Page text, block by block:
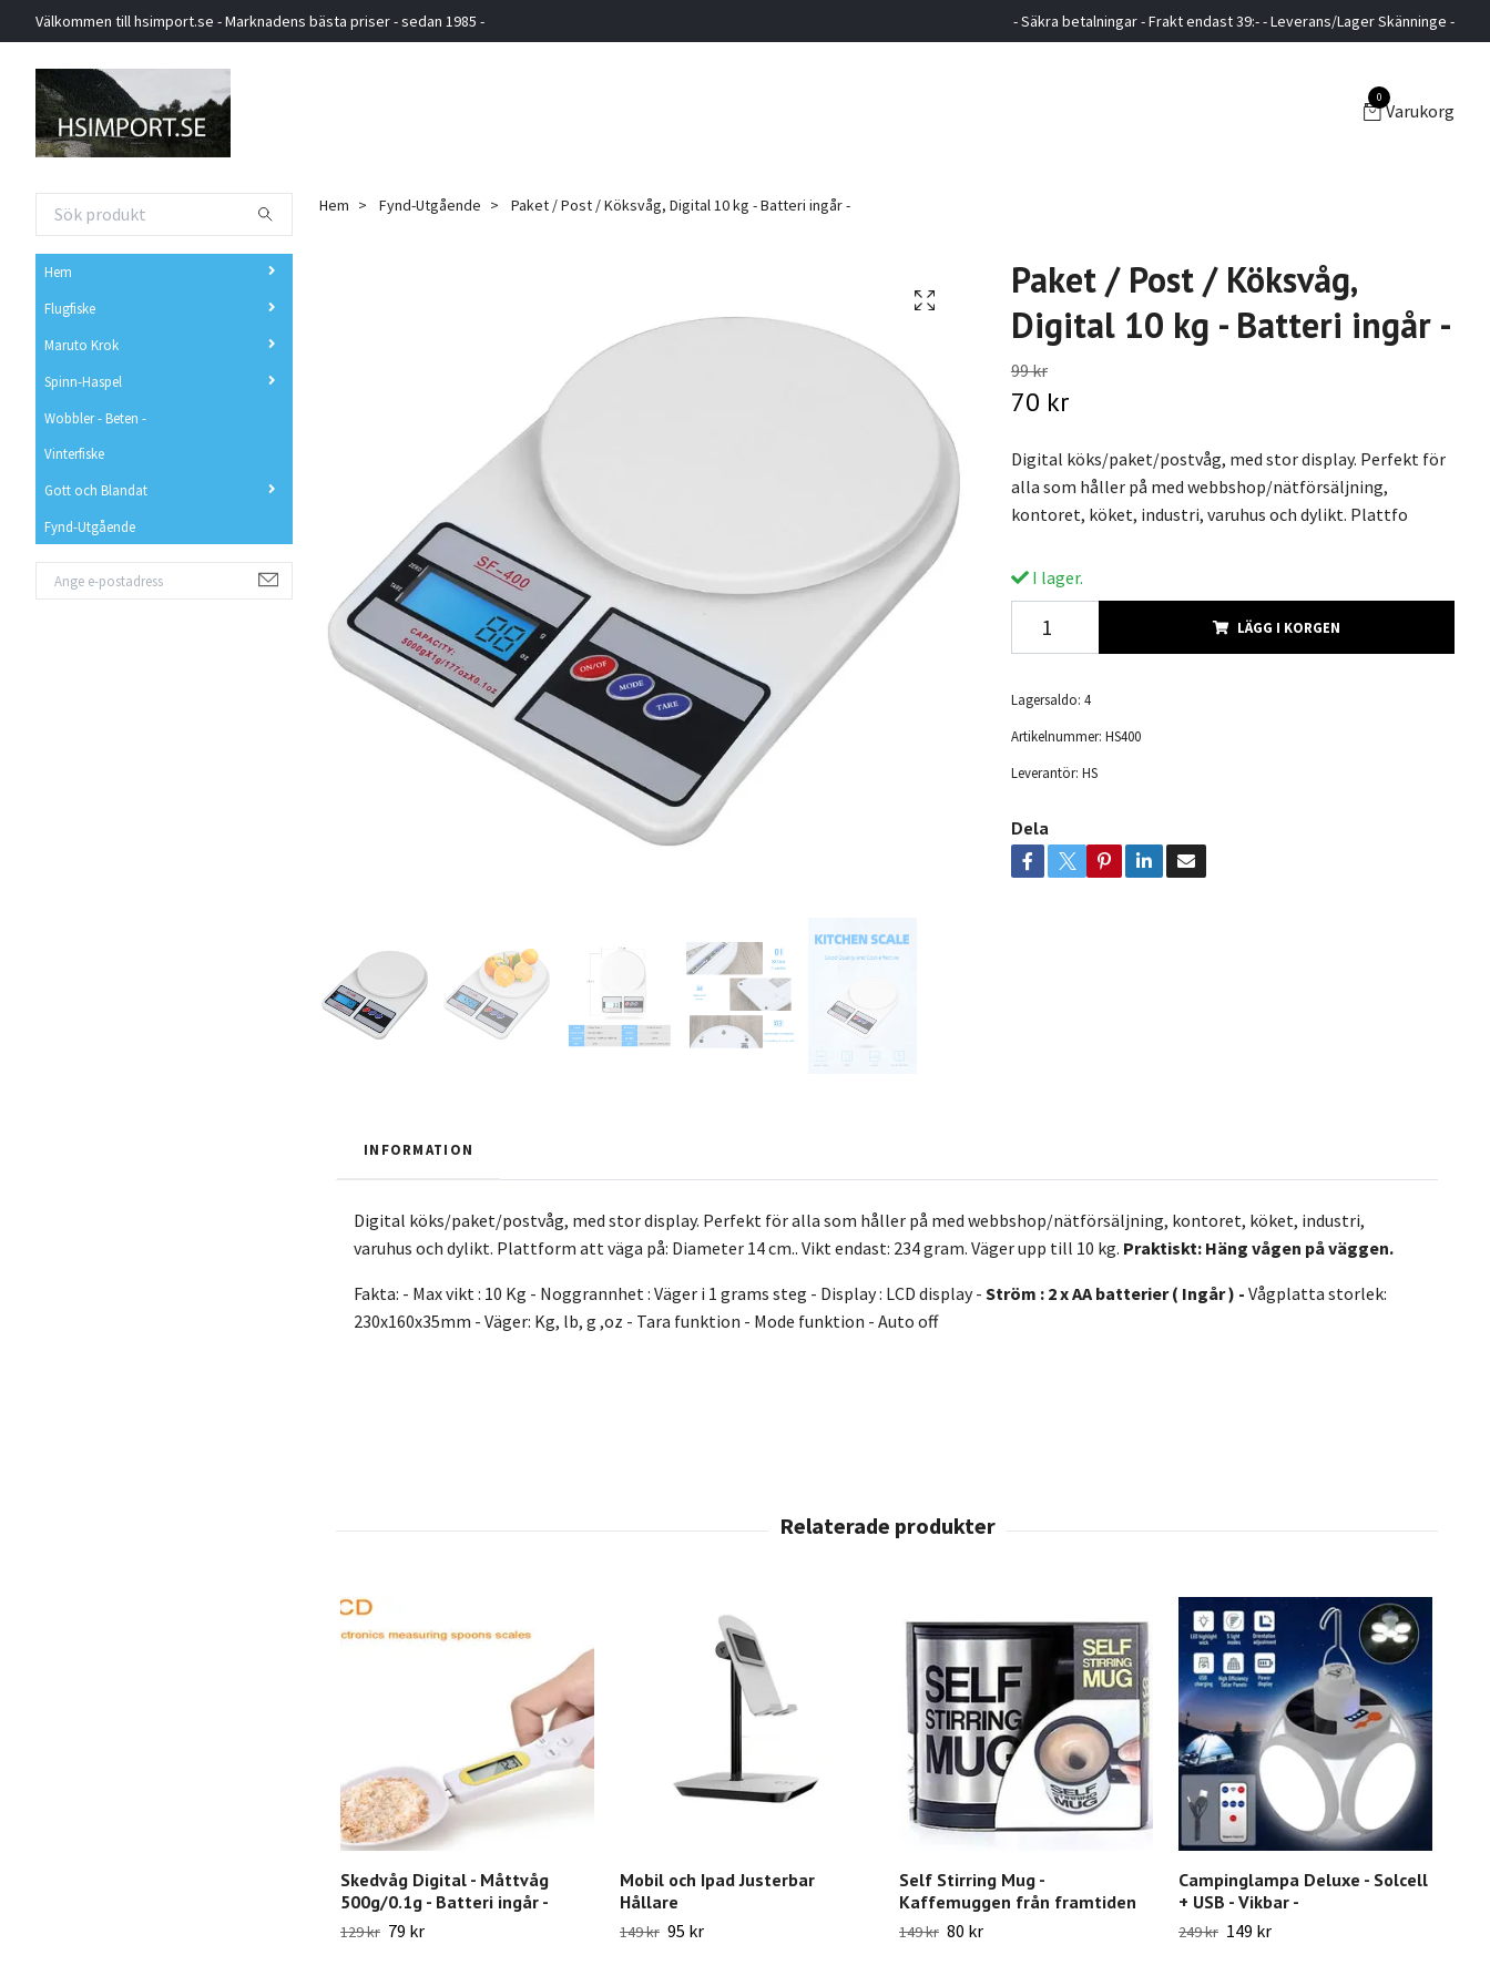
Välkommen till hsimport.se - Marknadens bästa priser - sedan 1985 - - Säkra betalningar - Frakt endast 39:- - Leverans/Lager Skänninge -
0
Varukorg
Hem
Flugfiske
Maruto Krok
Spinn-Haspel
Wobbler - Beten -
Vinterfiske
Gott och Blandat
Fynd-Utgående
Hem Fynd-Utgående Paket / Post / Köksvåg, Digital 10 kg - Batteri ingår -
Paket / Post / Köksvåg,
Digital 10 kg - Batteri ingår -
99 kr
70 kr
Digital köks/paket/postvåg, med stor display. Perfekt för
alla som håller på med webbshop/nätförsäljning,
kontoret, köket, industri, varuhus och dylikt. Plattfo
I lager.
LÄGG I KORGEN
Lagersaldo: 4
Artikelnummer: HS400
Leverantör: HS
Dela
INFORMATION
Digital köks/paket/postvåg, med stor display. Perfekt för alla som håller på med webbshop/nätförsäljning, kontoret, köket, industri,
varuhus och dylikt. Plattform att väga på: Diameter 14 cm.. Vikt endast: 234 gram. Väger upp till 10 kg. Praktiskt: Häng vågen på väggen.
Fakta: - Max vikt : 10 Kg - Noggrannhet : Väger i 1 grams steg - Display : LCD display - Ström : 2 x AA batterier ( Ingår ) - Vågplatta storlek:
230x160x35mm - Väger: Kg, lb, g ,oz - Tara funktion - Mode funktion - Auto off
Skedvåg Digital - Måttvåg
500g/0.1g - Batteri ingår -
129 kr 79 kr
Mobil och Ipad Justerbar
Hållare
149 kr 95 kr
Self Stirring Mug -
Kaffemuggen från framtiden
149 kr 80 kr
Campinglampa Deluxe - Solcell
+ USB - Vikbar -
249 kr 149 kr